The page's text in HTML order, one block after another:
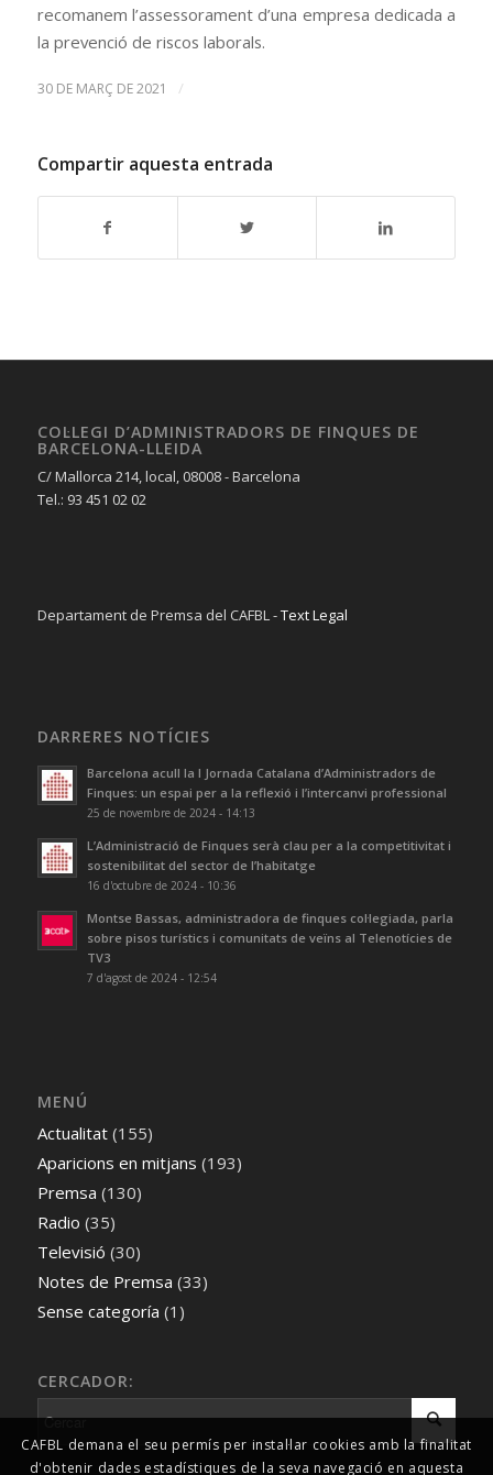
recomanem l’assessorament d’una empresa dedicada a
la prevenció de riscos laborals.
30 DE MARÇ DE 2021 /
Compartir aquesta entrada
COL·LEGI D’ADMINISTRADORS DE FINQUES DE
BARCELONA-LLEIDA
C/ Mallorca 214, local, 08008 - Barcelona
Tel.: 93 451 02 02
Departament de Premsa del CAFBL -Text Legal
DARRERES NOTÍCIES
Barcelona acull la I Jornada Catalana d’Administradors de
Finques: un espai per a la reflexió i l’intercanvi professional
25 de novembre de 2024 - 14:13
L’Administració de Finques serà clau per a la competitivitat i
sostenibilitat del sector de l’habitatge
16 d'octubre de 2024 - 10:36
Montse Bassas, administradora de finques col·legiada, parla
sobre pisos turístics i comunitats de veïns al Telenotícies de
TV3
7 d'agost de 2024 - 12:54
MENÚ
Actualitat(155)
Aparicions en mitjans (193)
Premsa (130)
Radio (35)
Televisió (30)
Notes de Premsa (33)
Sense categoría (1)
CERCADOR:
CAFBL demana el seu permís per instal·lar cookies amb la finalitat
d'obtenir dades estadístiques de la seva navegació en aquesta